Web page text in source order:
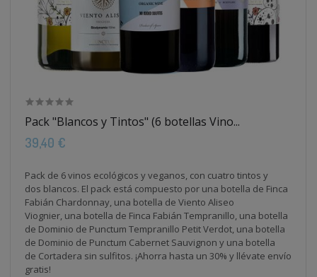
Pack "Blancos y Tintos" (6 botellas Vino...
39,40 €
Pack de 6 vinos ecológicos y veganos, con cuatro tintos y
dos blancos. El pack está compuesto por una botella de Finca
Fabián Chardonnay, una botella de Viento Aliseo
Viognier, una botella de Finca Fabián Tempranillo, una botella
de Dominio de Punctum Tempranillo Petit Verdot, una botella
de Dominio de Punctum Cabernet Sauvignon y una botella
de Cortadera sin sulfitos. ¡Ahorra hasta un 30% y llévate envío
gratis!